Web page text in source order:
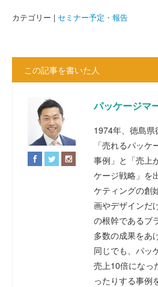
カテゴリー | セミナー予定・報告
この記事を書いた人
パッケージマ
1974年、徳島
「売れるパッ
事例」と「売上
ケージ戦略」を
ケティングの創
画やデザインだ
の根幹であるブ
多数の成果をあ
同じでも、パッ
売上10倍になっ
ったりする事例